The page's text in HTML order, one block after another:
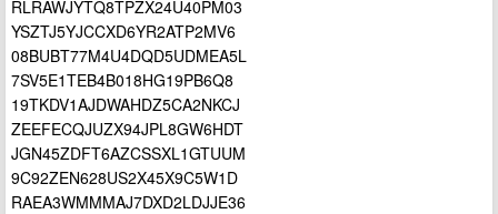
RLRAWJYTQ8TPZX24U40PM03
YSZTJ5YJCCXD6YR2ATP2MV6
08BUBT77M4U4DQD5UDMEA5L
7SV5E1TEB4B018HG19PB6Q8
19TKDV1AJDWAHDZ5CA2NKCJ
ZEEFECQJUZX94JPL8GW6HDT
JGN45ZDFT6AZCSSXL1GTUUM
9C92ZEN628US2X45X9C5W1D
RAEA3WMMMAJ7DXD2LDJJE36